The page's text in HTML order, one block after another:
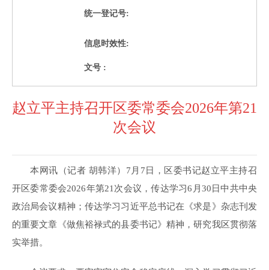
统一登记号:
信息时效性:
文号 :
赵立平主持召开区委常委会2026年第21
次会议
本网讯（记者 胡韩洋）7月7日，区委书记赵立平主持召
开区委常委会2026年第21次会议，传达学习6月30日中共中央
政治局会议精神；传达学习习近平总书记在《求是》杂志刊发
的重要文章《做焦裕禄式的县委书记》精神，研究我区贯彻落
实举措。